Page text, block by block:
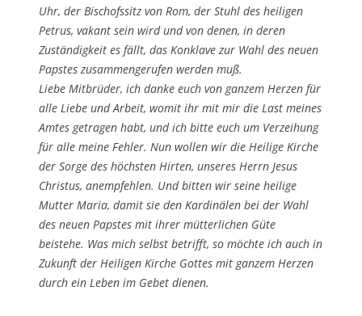
Uhr, der Bischofssitz von Rom, der Stuhl des heiligen
Petrus, vakant sein wird und von denen, in deren
Zuständigkeit es fällt, das Konklave zur Wahl des neuen
Papstes zusammengerufen werden muß.
Liebe Mitbrüder, ich danke euch von ganzem Herzen für
alle Liebe und Arbeit, womit ihr mit mir die Last meines
Amtes getragen habt, und ich bitte euch um Verzeihung
für alle meine Fehler. Nun wollen wir die Heilige Kirche
der Sorge des höchsten Hirten, unseres Herrn Jesus
Christus, anempfehlen. Und bitten wir seine heilige
Mutter Maria, damit sie den Kardinälen bei der Wahl
des neuen Papstes mit ihrer mütterlichen Güte
beistehe. Was mich selbst betrifft, so möchte ich auch in
Zukunft der Heiligen Kirche Gottes mit ganzem Herzen
durch ein Leben im Gebet dienen.